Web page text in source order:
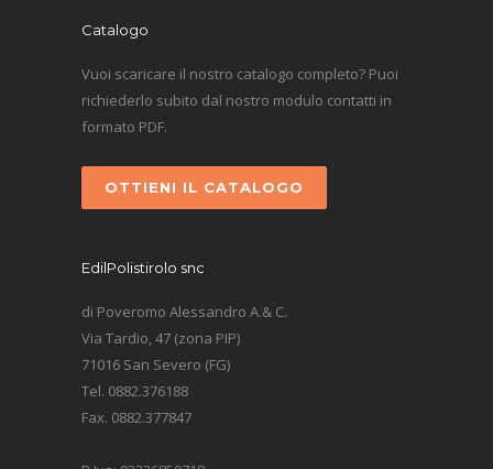
Catalogo
Vuoi scaricare il nostro catalogo completo? Puoi
richiederlo subito dal nostro modulo contatti in
formato PDF.
OTTIENI IL CATALOGO
EdilPolistirolo snc
di Poveromo Alessandro A.& C.
Via Tardio, 47 (zona PIP)
71016 San Severo (FG)
Tel. 0882.376188
Fax. 0882.377847